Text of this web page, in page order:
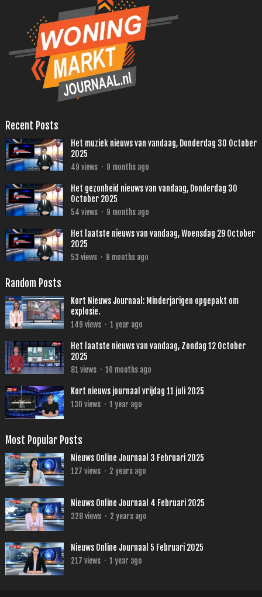
Recent Posts
Het muziek nieuws van vandaag, Donderdag 30 October
2025
49 views · 9 months ago
Het gezonheid nieuws van vandaag, Donderdag 30
October 2025
54 views · 9 months ago
Het laatste nieuws van vandaag, Woensdag 29 October
2025
53 views · 9 months ago
Random Posts
Kort Nieuws Journaal: Minderjarigen opgepakt om
explosie.
149 views · 1 year ago
Het laatste nieuws van vandaag, Zondag 12 October
2025
81 views · 10 months ago
Kort nieuws journaal vrijdag 11 juli 2025
130 views · 1 year ago
Most Popular Posts
Nieuws Online Journaal 3 Februari 2025
127 views · 2 years ago
Nieuws Online Journaal 4 Februari 2025
328views · 2 years ago
Nieuws Online Journaal 5 Februari 2025
217 views · 1 year ago